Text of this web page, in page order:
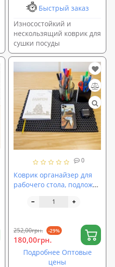
Быстрый заказ
Износостойкий и
нескользящий коврик для
сушки посуды
0
Коврик органайзер для
рабочего стола, подложка
OSPORT (R-00058)
252,00грн. -29%
180,00грн.
Подробнее Оптовые
цены